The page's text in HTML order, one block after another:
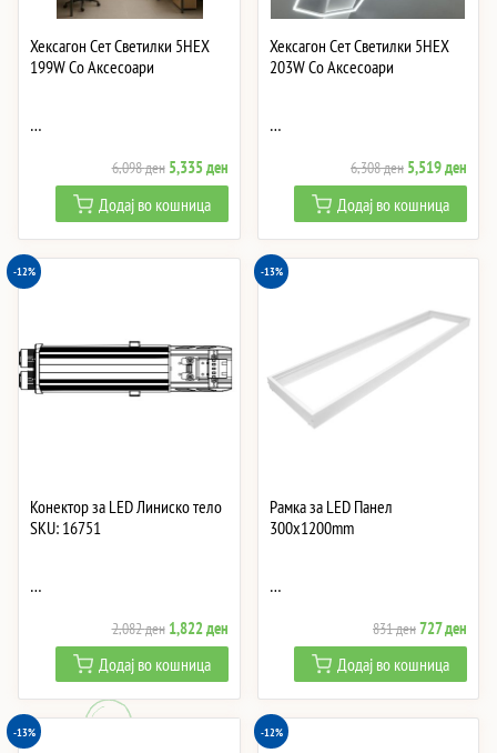
Хексагон Сет Светилки 5HEX
199W Со Аксесоари
…
6,098ден Original
price
was:
6,098 ден.
5,335денCurrent
price
is:
5,335 ден.
Додај во кошница
Хексагон Сет Светилки 5HEX
203W Со Аксесоари
…
6,308ден Original
price
was:
6,308 ден.
5,519ден
price
is:
Додај во кошница
-12%
Конектор за LED Линиско тело
SKU: 16751
…
2,082ден Original
price
was:
2,082 ден.
1,822денCurrent
price
is:
1,822 ден.
Додај во кошница
-13%
Рамка за LED Панел
300x1200mm
…
831денOriginal
price
was:
831 ден.
727ден
price
is:
727
Додај во кошница
-13% -12%